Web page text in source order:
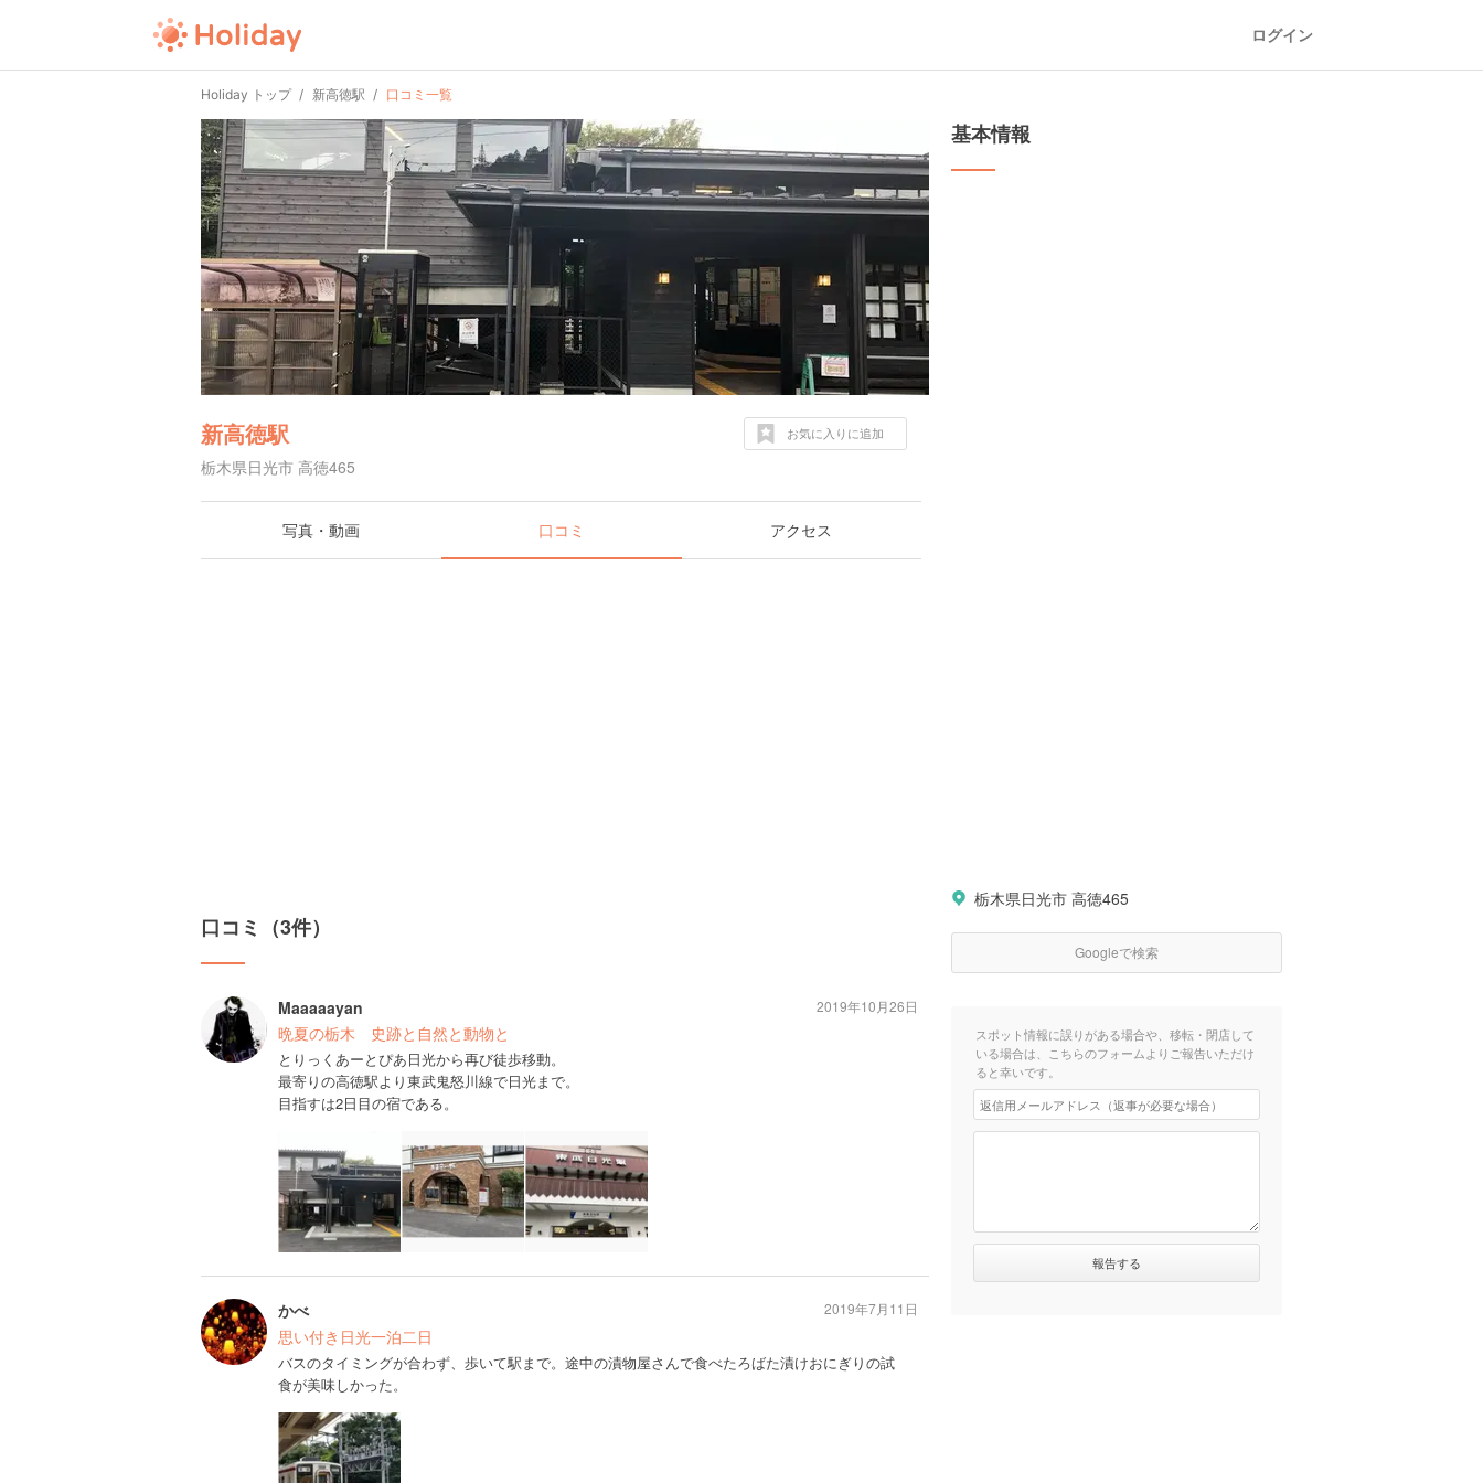
ログイン
Holiday トップ 新高徳駅 口コミ一覧
新高徳駅
栃木県日光市 高徳465
お気に入りに追加
写真・動画 口コミ アクセス
口コミ（3件）
Maaaaayan
晩夏の栃木 史跡と自然と動物と
とりっくあーとぴあ日光から再び徒歩移動。
最寄りの高徳駅より東武鬼怒川線で日光まで。
目指すは2日目の宿である。
2019年10月26日
かべ
思い付き日光一泊二日
バスのタイミングが合わず、歩いて駅まで。途中の漬物屋さんで食べたろばた漬けおにぎりの試
食が美味しかった。
2019年7月11日
基本情報
栃木県日光市 高徳465
Googleで検索
スポット情報に誤りがある場合や、移転・閉店して
いる場合は、こちらのフォームよりご報告いただけ
ると幸いです。